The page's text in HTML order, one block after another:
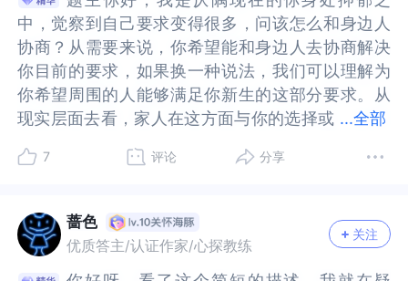
气和力量的事。但有时候，这是我们内心的一种感
觉和具身化体验，而不是客观事实。我们可以寻找
那些例外的时刻，看看这段关系是否存在别的“证
据”表明，其实你的要求也是值得被重视，被理解和
被支持的。例如，有没有哪一段时间，甚至是哪一
件小事，哪一个时刻，会觉得当自己提出要求的时
候，会得到别人积极的回应？那时候发生了什么？
应，你心里又产生了什么感受？那时候你在别人的
眼里看到了怎样的不一样的自己？我们每一个人的
价值观都不一样，跟我们过去所见所闻所学的每一
的事。但有时候，这是我们内心的一种感觉和具身
化体验，而不是客观事实。我们可以寻找那些例外
的时刻，看看这段关系是否存在别的“证据”表明，
其实你的要求也是值得被重视，被理解和被支持
的。例如，有没有哪一段时间，甚至是哪一件小
事，哪一个时刻，会觉得当自己提出要求的时候，
会得到别人积极的回应？那时候发生了什么？你是
你心里又产生了什么感受？那时候你在别人的眼里
看到了怎样的不一样的自己？我们每一个人的价值
观都不一样，跟我们过去所见所闻所学的每一样东
在做什么？我有什么感觉？我想要什么？你可以每
天坚持在觉察到自己正在提要求之时，询问自己这
三个问题，及时觉察自己的状态，帮助自己梳理自
己的认知情感行为内在需求的状态。周围的人如果
不能站在你的角度看问题，你感觉自己不被别人理
解这是正常的。至于你的要求是否合理，要看合怎
样的理，合谁的理，人跟人的理也是不相同的，甚
是正常的，学会接纳冲突，看见冲突，允许冲突的
存在，在一起长期相处需要一起面对冲突，协商轮
流妥协、公平平等原则，合作的去解决冲突和矛盾
什么？我有什么感觉？我想要什么？你可以每天坚
持在觉察到自己正在提要求之时，询问自己这三个
问题，及时觉察自己的状态，帮助自己梳理自己的
认知情感行为内在需求的状态。周围的人如果不能
站在你的角度看问题，你感觉自己不被别人理解这
是正常的。至于你的要求是否合理，要看合怎样的
理，合谁的理，人跟人的理也是不相同的，甚至有
常的，学会接纳冲突，看见冲突，允许冲突的存
在，在一起长期相处需要一起面对冲突，协商轮流
妥协、公平平等原则，合作的去解决冲突和矛盾问
这样的想法和行为？其实就你所举例的那样一个例
子，你想把桌面上所有的杂物都清理干净。这本身
也不是什么不合理的想法和行为，你会在自己能量
低的时候有这样的想法，这也是很正常的一个反
应。毕竟人能量低的时候，就想清理掉一些干扰自
己的事物，让自己内在的烦恼变得清静一些，简单
一些。所以你会有这样的一些新增的要求，说明你
人所理解。甚至被他们误解，这样反倒让你对自己
的这样一些想法和要求怀疑，不确定。2.关于妈妈
的反应你有你的想法，妈妈也有她的想法，她坚持
行为？其实就你所举例的那样一个例子，你想把桌
面上所有的杂物都清理干净。这本身也不是什么不
合理的想法和行为，你会在自己能量低的时候有这
样的想法，这也是很正常的一个反应。毕竟人能量
低的时候，就想清理掉一些干扰自己的事物，让自
己内在的烦恼变得清静一些，简单一些。所以你会
有这样的一些新增的要求，说明你内在有这样一些
被他们误解，这样反倒让你对自己的这样一些想法
和要求怀疑，不确定。2.关于妈妈的反应你有你的
想法，妈妈也有她的想法，她坚持不让你扔那一些
一个房间，她整理自己的衣服，柜子。孩子爸爸书
籍分类～当他们看到我的房间变化后，每个人都主
动去做了自己的事。行动过程中也会带来成就感～
你提到自己能量低，可以试试尽力而为，先允许自
己有这些想法。你也是家庭的一部分，只是女儿也
很尊重妈妈，在这个家庭中依然让妈妈去做决定。
反之，房间是自己的小空间，或者家里一个角落的
一新。当妈妈感受到，看到这些变化，也许不知不
觉中她就感受到了你的用心～你愿意的话可以试试
房间，她整理自己的衣服，柜子。孩子爸爸书籍分
类～当他们看到我的房间变化后，每个人都主动去
做了自己的事。行动过程中也会带来成就感～你提
到自己能量低，可以试试尽力而为，先允许自己有
这些想法。你也是家庭的一部分，只是女儿也很尊
重妈妈，在这个家庭中依然让妈妈去做决定。反
之，房间是自己的小空间，或者家里一个角落的位
新。当妈妈感受到，看到这些变化，也许不知不觉
中她就感受到了你的用心～你愿意的话可以试试哦
...全部
中，觉察到自己要求变得很多，问该怎么和身边人
协商？从需要来说，你希望能和身边人去协商解决
你目前的要求，如果换一种说法，我们可以理解为
你希望周围的人能够满足你新生的这部分要求。从
现实层面去看，家人在这方面与你的选择或
自己又能兼具身边人需求的最优解。目前，你对于
知道怎样对待，也不知道应不应该让别人满足。为
此你举了一个例子，你的本意是通过断舍离的方式
让内心能够有些许空间，但家人是反对的。面对这
中，觉察到自己要求变得很多，问该怎么和身边人
协商？从需要来说，你希望能和身边人去协商解决
你目前的要求，如果换一种说法，我们可以理解为
你希望周围的人能够满足你新生的这部分要求。从
现实层面去看，家人在这方面与你的选择或动机的
能兼具身边人需求的最优解。目前，你对于现在这
样对待，也不知道应不应该让别人满足。为此你举
了一个例子，你的本意是通过断舍离的方式让内心
能够有些许空间，但家人是反对的。面对这一现
7 评论 分享
蔷色
优质答主/认证作家/心探教练
关注